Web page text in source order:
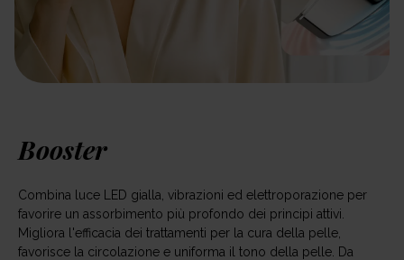
Booster
Combina luce LED gialla, vibrazioni ed elettroporazione per
favorire un assorbimento più profondo dei principi attivi.
Migliora l'efficacia dei trattamenti per la cura della pelle,
favorisce la circolazione e uniforma il tono della pelle. Da